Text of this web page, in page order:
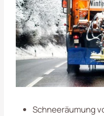
Schneeräumung